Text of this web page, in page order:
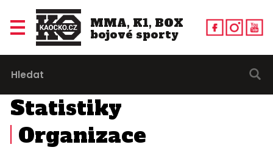
MMA, K1, BOX
bojové sporty
Statistiky
Organizace